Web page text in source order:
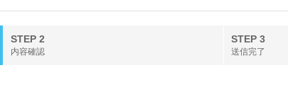
STEP 2
内容確認
STEP 3
送信完了